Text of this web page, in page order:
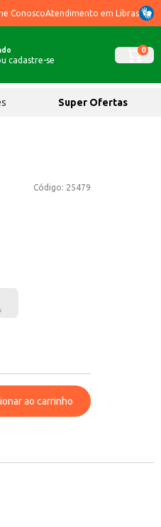
ConoscoAtendimento em Libras
cadastre-se
0
Super Ofertas
Código: 25479
ao carrinho